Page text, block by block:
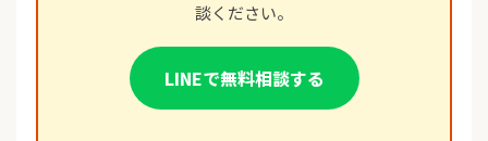
談ください。
LINEで無料相談する